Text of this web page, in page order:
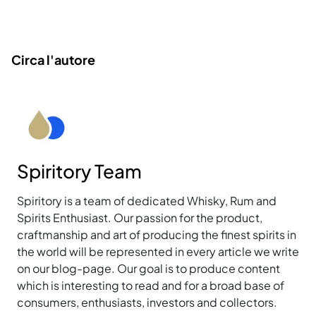
Circa l'autore
Spiritory Team
Spiritory is a team of dedicated Whisky, Rum and
Spirits Enthusiast. Our passion for the product,
craftmanship and art of producing the finest spirits in
the world will be represented in every article we write
on our blog-page. Our goal is to produce content
which is interesting to read and for a broad base of
consumers, enthusiasts, investors and collectors.